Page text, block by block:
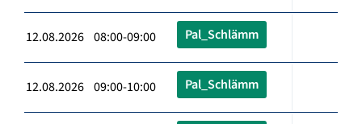
12.08.2026 08:00-09:00 Pal_Schlämm
12.08.2026 09:00-10:00 Pal_Schlämm